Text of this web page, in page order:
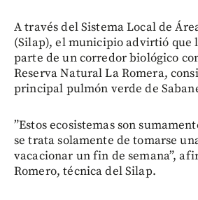
A través del Sistema Local de
(Silap), el municipio advirtió que
parte de un corredor biológico
Reserva Natural La Romera,
principal pulmón verde de
”Estos ecosistemas son
se trata solamente de tomarse
vacacionar un fin de semana”,
Romero, técnica del Silap.